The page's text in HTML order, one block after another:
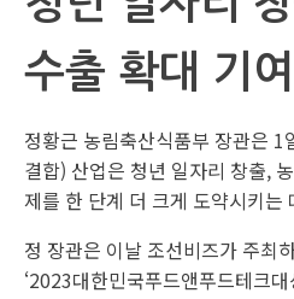
수출 확대 기
정황근 농림축산식품부 장관은 1
결합) 산업은 청년 일자리 창출,
제를 한 단계 더 크게 도약시키는
정 장관은 이날 조선비즈가 주최
‘2023대한민국푸드앤푸드테크